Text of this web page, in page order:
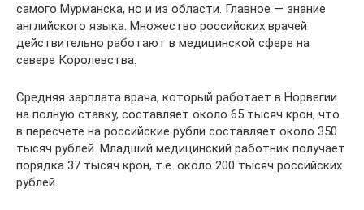
самого Мурманска, но и из области. Главное — знание
английского языка. Множество российских врачей
действительно работают в медицинской сфере на
севере Королевства.
Средняя зарплата врача, который работает в Норвегии
на полную ставку, составляет около 65 тысяч крон, что
в пересчете на российские рубли составляет около 350
тысяч рублей. Младший медицинский работник получает
порядка 37 тысяч крон, т.е. около 200 тысяч российских
рублей.